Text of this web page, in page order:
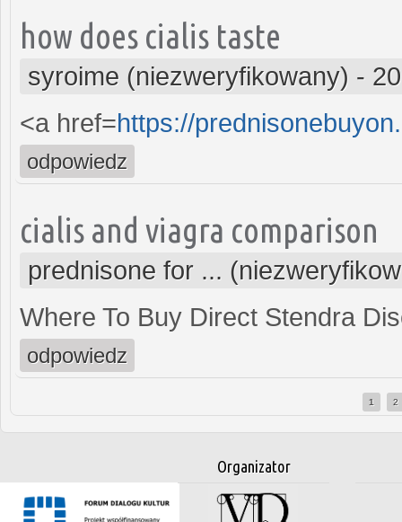
how does cialis taste
syroime (niezweryfikowany) -
<a href=https://
odpowiedz
cialis and viagra comparison
prednisone for ...
Where To Buy Direct Stendra
odpowiedz
1 2
Organizator